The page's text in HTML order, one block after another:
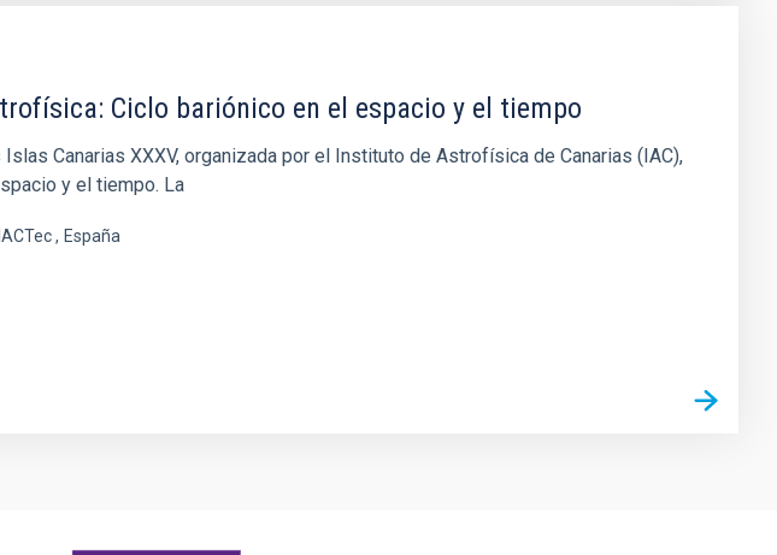
Ciclo bariónico en el espacio y el tiempo
Canarias XXXV, organizada por el Instituto de Astrofísica de Canarias (IAC),
y el tiempo. La
España